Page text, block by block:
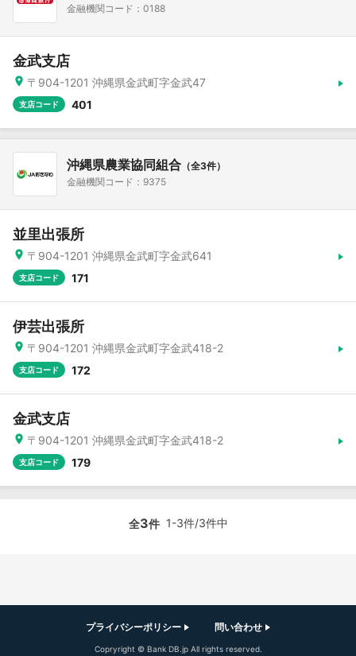
金融機関コード：0188
金武支店
〒904-1201 沖縄県金武町字金武47
支店コード 401
沖縄県農業協同組合 （全3件）
金融機関コード：9375
並里出張所
〒904-1201 沖縄県金武町字金武641
支店コード 171
伊芸出張所
〒904-1201 沖縄県金武町字金武418-2
支店コード 172
金武支店
〒904-1201 沖縄県金武町字金武418-2
支店コード 179
全3件 1-3件/3件中
Copryright © Bank DB.jp All rights reserved.
プライバシーポリシー 問い合わせ